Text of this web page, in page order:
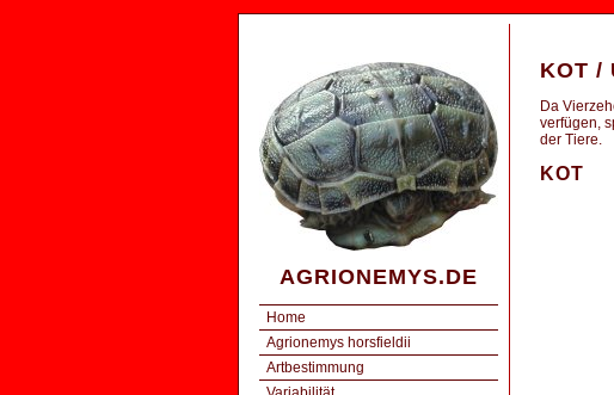
AGRIONEMYS.DE
Home
Agrionemys horsfieldii
Artbestimmung
KOT /
Da
verfügen,
der Tiere.
KOT